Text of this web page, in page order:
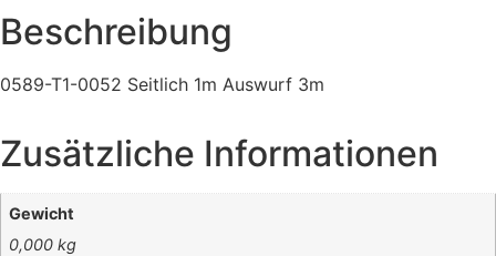
Beschreibung
0589-T1-0052 Seitlich 1m Auswurf 3m
Zusätzliche Informationen
Gewicht
0,000 kg